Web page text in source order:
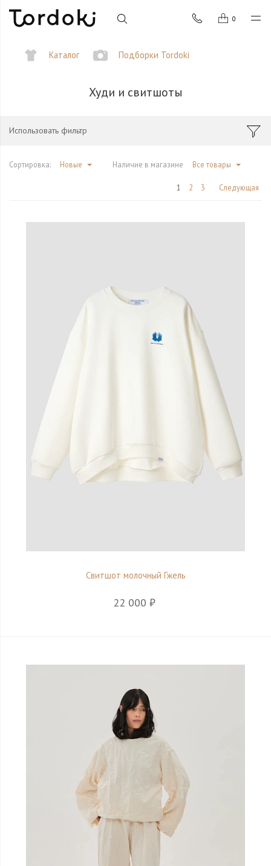
0
Каталог Подборки Tordoki
Худи и свитшоты
Использовать фильтр
Сортировка: Новые Наличие в магазине Все товары
1 2 3 Следующая
Свитшот молочный Гжель
22 000 ₽